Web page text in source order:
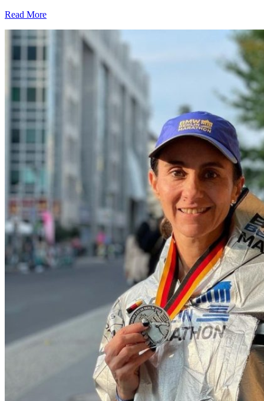
Read More